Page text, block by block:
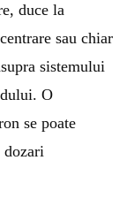
duce la
sau chiar
sistemului
O
se poate
dozari